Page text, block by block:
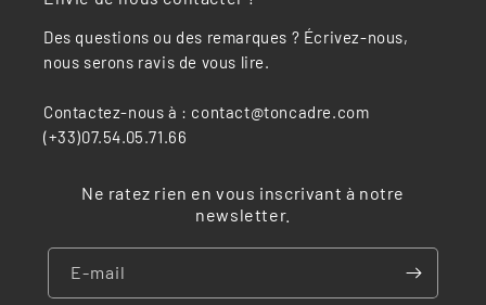
Des questions ou des remarques ? Écrivez-nous,
nous serons ravis de vous lire.
Contactez-nous à : contact@toncadre.com
(+33)07.54.05.71.66
Ne ratez rien en vous inscrivant à notre
newsletter.
E-mail